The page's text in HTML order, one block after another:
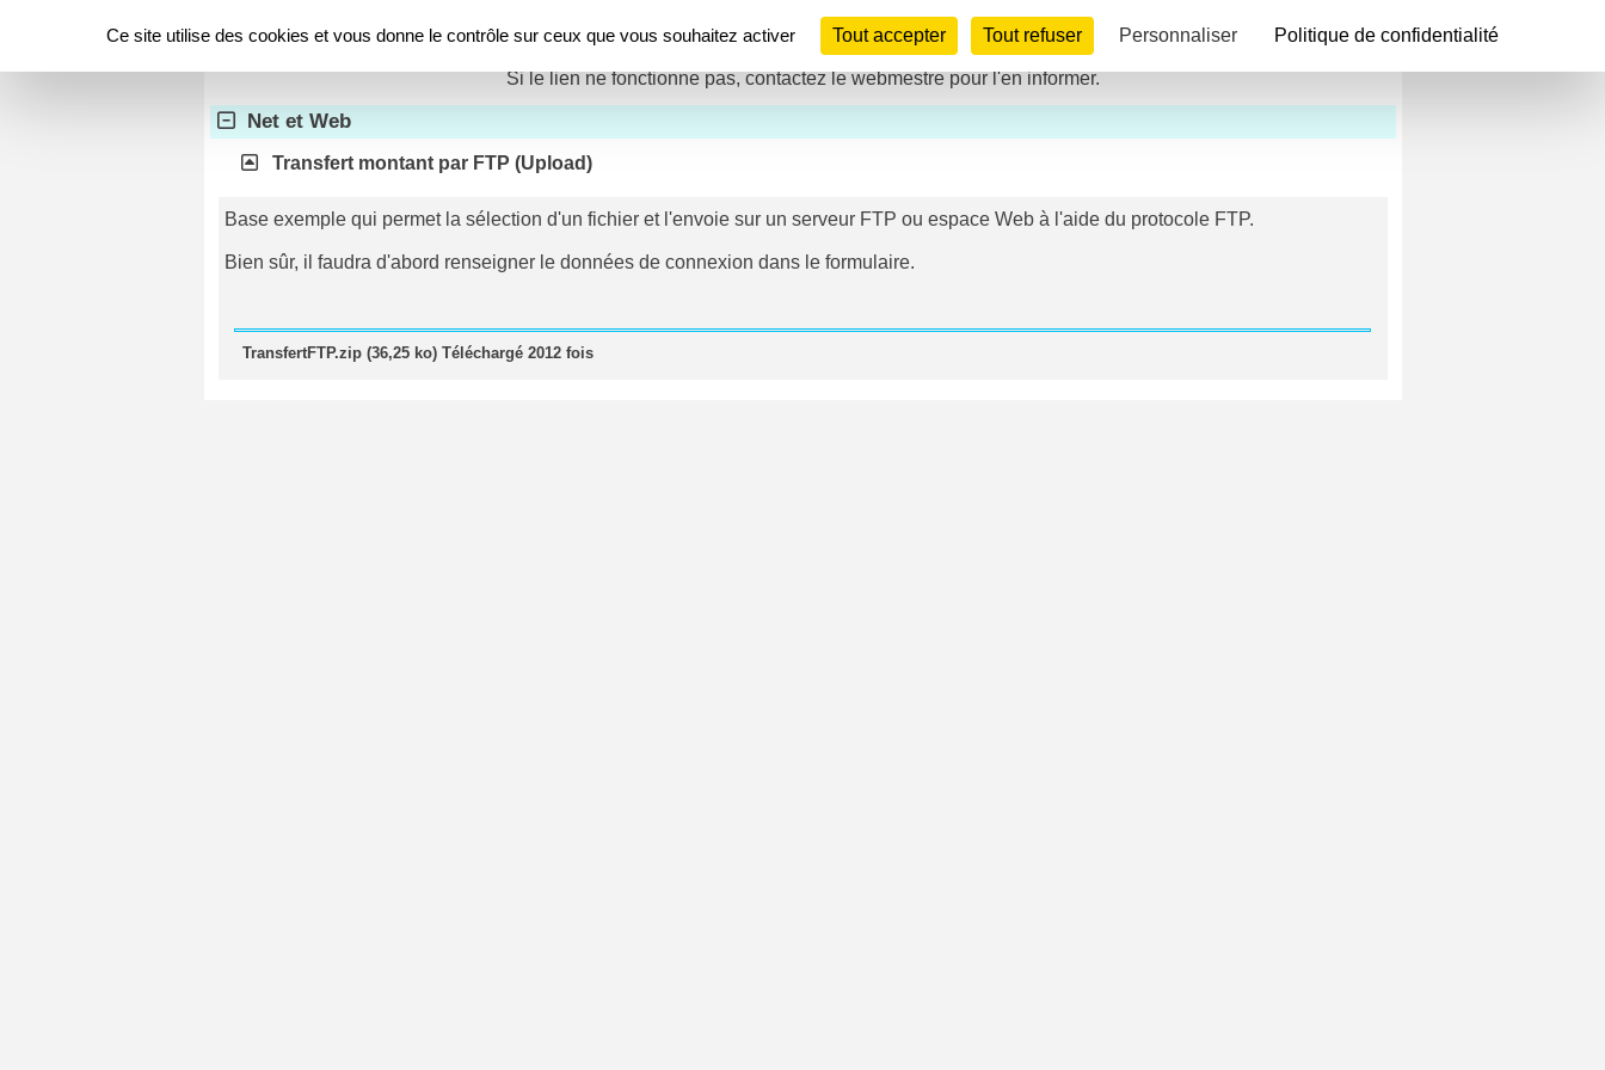
Télécharger
Si le lien ne fonctionne pas, contactez le webmestre pour l'en informer.
Net et Web
Transfert montant par FTP (Upload)
Base exemple qui permet la sélection d'un fichier et l'envoie sur un serveur FTP ou espace Web à l'aide du protocole FTP.
Bien sûr, il faudra d'abord renseigner le données de connexion dans le formulaire.
TransfertFTP.zip (36,25 ko) Téléchargé 2012 fois
Ce site utilise des cookies et vous donne le contrôle sur ceux que vous souhaitez activer
Tout accepter Tout refuser Personnaliser Politique de confidentialité